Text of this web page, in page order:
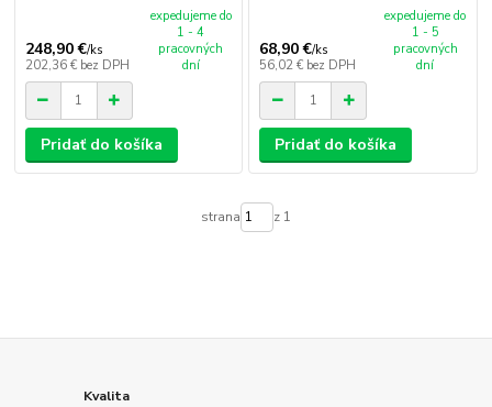
248,90 €/ks
202,36 € bez DPH
expedujeme do
1 - 4
pracovných
dní
Pridať do košíka
68,90 €/ks
56,02 € bez DPH
expedujeme do
1 - 5
pracovných
dní
Pridať do košíka
strana z 1
Kvalita